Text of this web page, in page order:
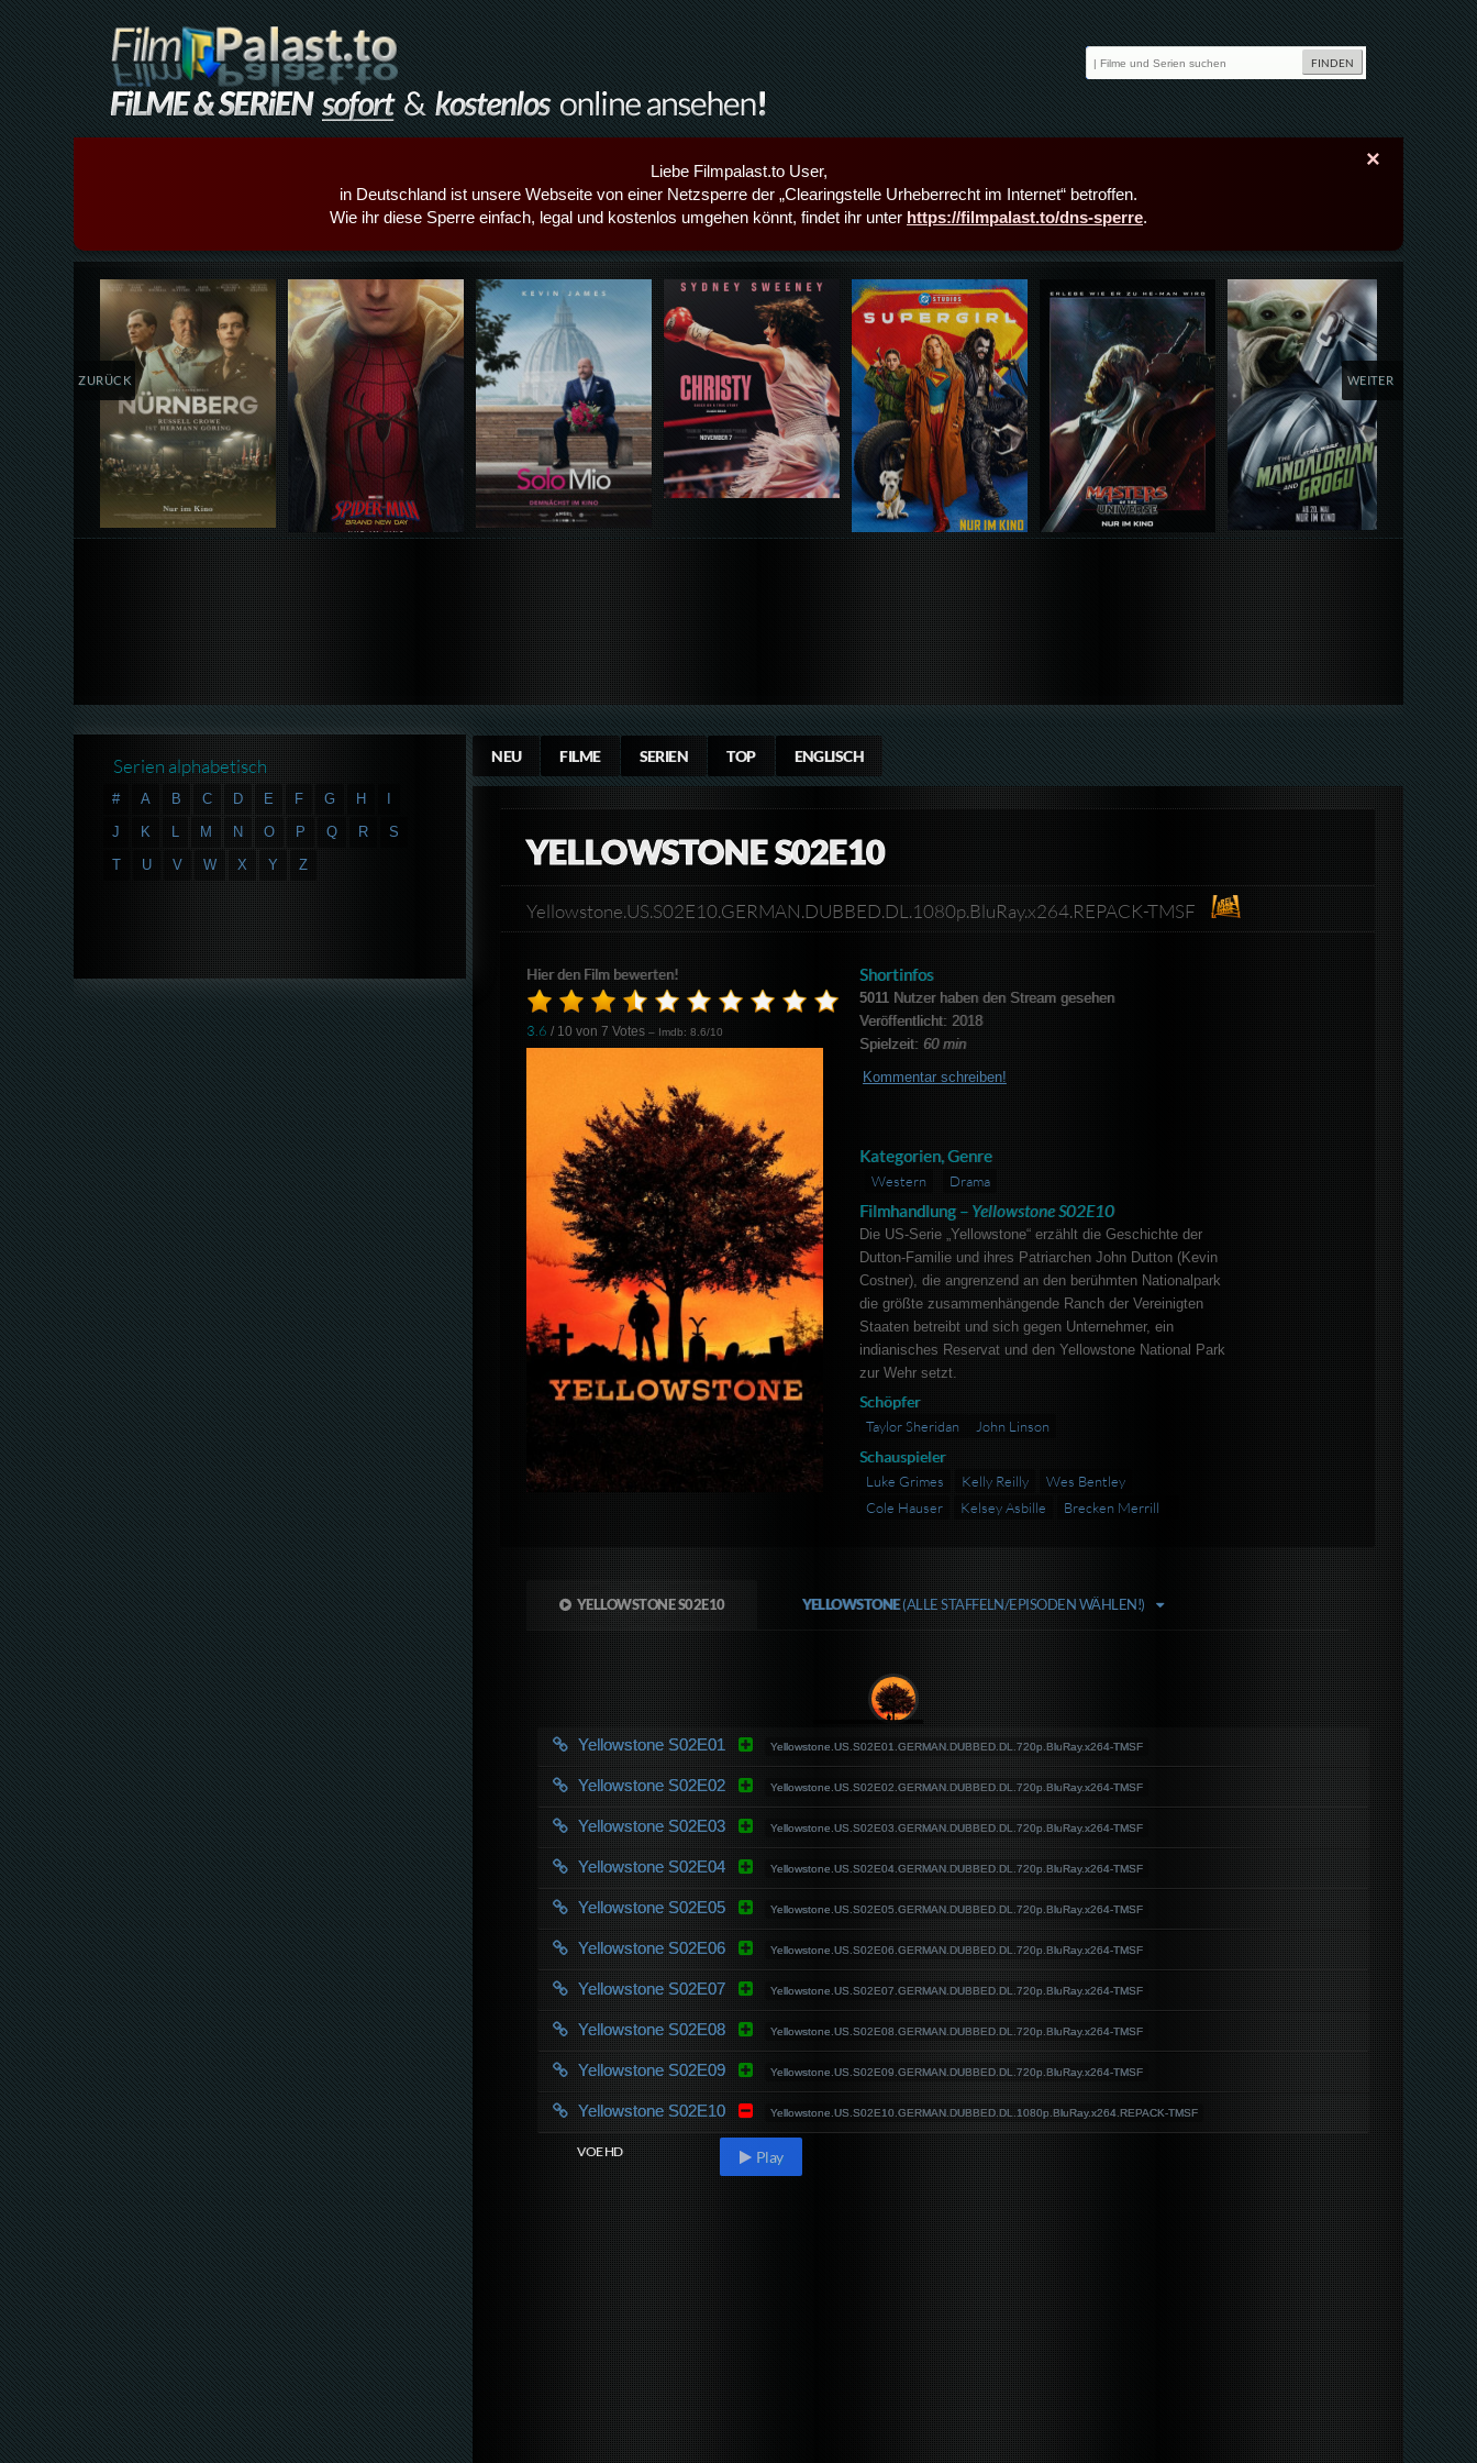
×
Liebe Filmpalast.to User,
in Deutschland ist unsere Webseite von einer Netzsperre der „Clearingstelle Urheberrecht im Internet“ betroffen.
Wie ihr diese Sperre einfach, legal und kostenlos umgehen könnt, findet ihr unter https://filmpalast.to/dns-sperre.
Details,Play Details,Play Details,Play Details,Play Details,Play Details,Play Details,Play
ZURÜCK WEITER
NEU FILME SERIEN TOP ENGLISCH
YELLOWSTONE S02E10
Yellowstone.US.S02E10.GERMAN.DUBBED.DL.1080p.BluRay.x264.REPACK-TMSF
Hier den Film bewerten!
3.6 / 10 von7 Votes – Imdb: 8.6/10
Shortinfos
5011Nutzer haben den Stream gesehen
Veröffentlicht: 2018
Spielzeit: 60 min
Kommentar schreiben!
Kategorien, Genre
Western Drama
Filmhandlung – Yellowstone S02E10
Die US-Serie „Yellowstone“ erzählt die Geschichte der
Dutton-Familie und ihres Patriarchen John Dutton (Kevin
Costner), die angrenzend an den berühmten Nationalpark
die größte zusammenhängende Ranch der Vereinigten
Staaten betreibt und sich gegen Unternehmer, ein
indianisches Reservat und den Yellowstone National Park
zur Wehr setzt.
Schöpfer
Taylor Sheridan John Linson
Schauspieler
Luke Grimes Kelly Reilly
Wes Bentley
Cole Hauser
Kelsey Asbille Brecken Merrill
YELLOWSTONE S02E10 YELLOWSTONE(ALLE STAFFELN/EPISODEN WÄHLEN!)
Yellowstone S02E01 Yellowstone.US.S02E01.GERMAN.DUBBED.DL.720p.BluRay.x264-TMSF
Yellowstone S02E02 Yellowstone.US.S02E02.GERMAN.DUBBED.DL.720p.BluRay.x264-TMSF
Yellowstone S02E03 Yellowstone.US.S02E03.GERMAN.DUBBED.DL.720p.BluRay.x264-TMSF
Yellowstone S02E04 Yellowstone.US.S02E04.GERMAN.DUBBED.DL.720p.BluRay.x264-TMSF
Yellowstone S02E05 Yellowstone.US.S02E05.GERMAN.DUBBED.DL.720p.BluRay.x264-TMSF
Yellowstone S02E06 Yellowstone.US.S02E06.GERMAN.DUBBED.DL.720p.BluRay.x264-TMSF
Yellowstone S02E07 Yellowstone.US.S02E07.GERMAN.DUBBED.DL.720p.BluRay.x264-TMSF
Yellowstone S02E08 Yellowstone.US.S02E08.GERMAN.DUBBED.DL.720p.BluRay.x264-TMSF
Yellowstone S02E09 Yellowstone.US.S02E09.GERMAN.DUBBED.DL.720p.BluRay.x264-TMSF
Yellowstone S02E10 Yellowstone.US.S02E10.GERMAN.DUBBED.DL.1080p.BluRay.x264.REPACK-TMSF
VOE HD Play
Serien alphabetisch
# A B C D E F G H
J
K L M N O P Q R
S
T
U V W X Y Z